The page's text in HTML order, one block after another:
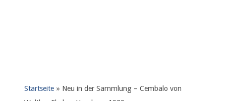
Startseite » Neu in der Sammlung – Cembalo von